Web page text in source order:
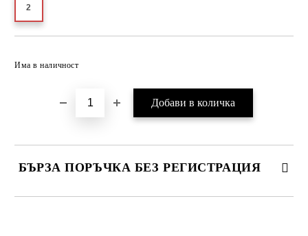
2
Има в наличност
БЪРЗА ПОРЪЧКА БЕЗ РЕГИСТРАЦИЯ